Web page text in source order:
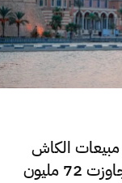
الكاش
للدولار اليوم فقط تجاوزت 72 مليون